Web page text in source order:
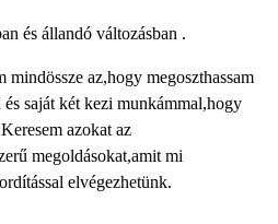
és állandó változásban .
mindössze az,hogy megoszthassam
saját két kezi munkámmal,hogy
azokat az
megoldásokat,amit mi
elvégezhetünk.